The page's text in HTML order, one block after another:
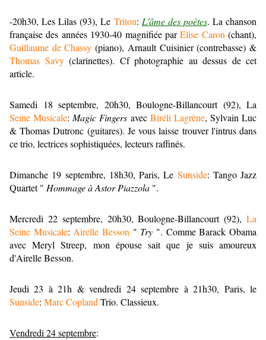
-20h30, Les Lilas (93), Le Triton: L'âme des poètes. La chanson
française des années 1930-40 magnifiée parElise Caron (chant),
Guillaume de Chassy (piano), Arnault Cuisinier (contrebasse) &
Thomas Savy(clarinettes). Cf photographie au dessus de cet
article.
Samedi 18 septembre, 20h30, Boulogne-Billancourt (92), La
Seine Musicale: Magic Fingers avec Biréli Lagrène, Sylvain Luc
& Thomas Dutronc (guitares). Je vous laisse trouver l'intrus dans
ce trio, lectrices sophistiquées, lecteurs raffinés.
Dimanche 19 septembre, 18h30, Paris, Le Sunside: Tango Jazz
Quartet " Hommage à Astor Piazzola ".
Mercredi 22 septembre, 20h30, Boulogne-Billancourt (92), La
Seine Musicale: Airelle Besson " Try ". Comme Barack Obama
avec Meryl Streep, mon épouse sait que je suis amoureux
d'Airelle Besson.
Jeudi 23 à 21h & vendredi 24 septembre à 21h30, Paris, le
Sunside: Marc Copland Trio. Classieux.
Vendredi 24 septembre: